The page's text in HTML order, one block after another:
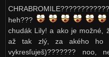
heh???
chudák Lily! a ako je možné,
až tak zlý, za akého ho
vykresľuješ)???????